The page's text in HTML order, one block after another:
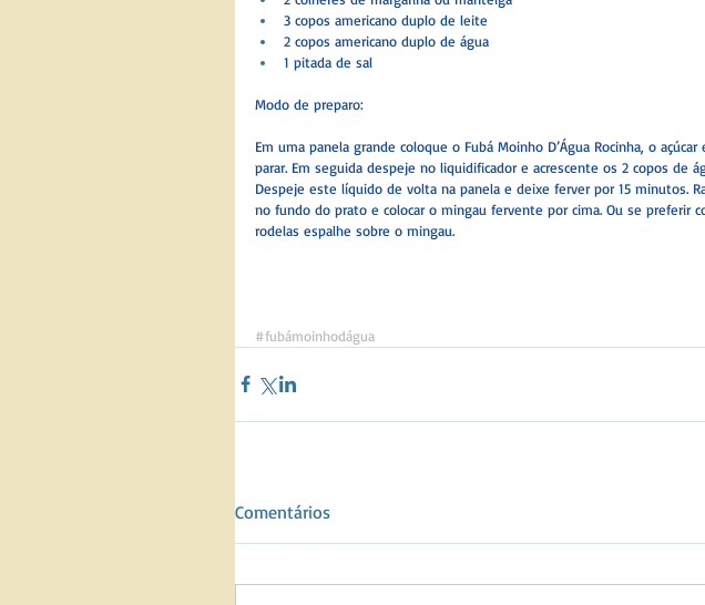
3 copos americano duplo de leite
2 copos americano duplo de água
1 pitada de sal
Modo de preparo:
Em uma panela grande coloque o Fubá Moinho D’Água Rocinha, o
parar. Em seguida despeje no liquidificador e acrescente os 2 copos de
Despeje este líquido de volta na panela e deixe ferver por 15 minutos.
no fundo do prato e colocar o mingau fervente por cima. Ou se preferir
rodelas espalhe sobre o mingau.
#fubámoinhodágua
Comentários